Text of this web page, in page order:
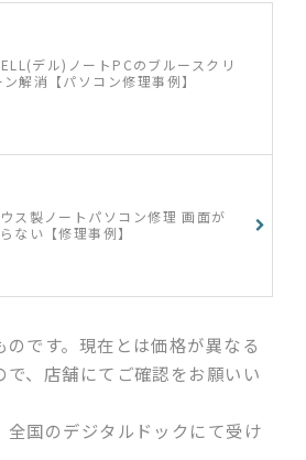
デル)ノートPCのブルースクリ
ン解消【パソコン修理事例】
ス製ノートパソコン修理 画面が
ない【修理事例】
です。現在とは価格が異なる
で、店舗にてご確認をお願いい
全国のデジタルドックにて受け